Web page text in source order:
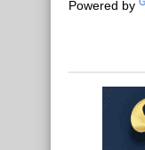
Powered by